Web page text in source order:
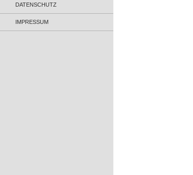
DATENSCHUTZ
IMPRESSUM